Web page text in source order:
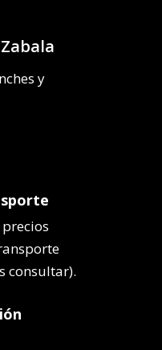
y
consultar).